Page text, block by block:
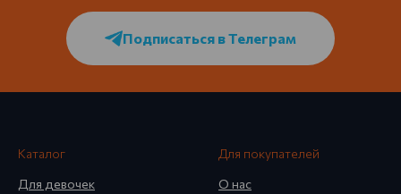
Подписаться в Телеграм
Каталог
Для девочек
Для покупателей
О нас